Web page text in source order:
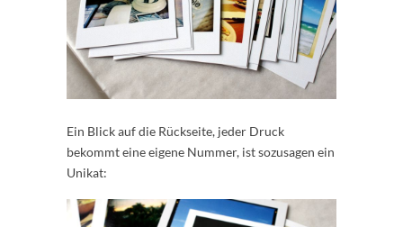
Ein Blick auf die Rückseite, jeder Druck
bekommt eine eigene Nummer, ist sozusagen ein
Unikat: